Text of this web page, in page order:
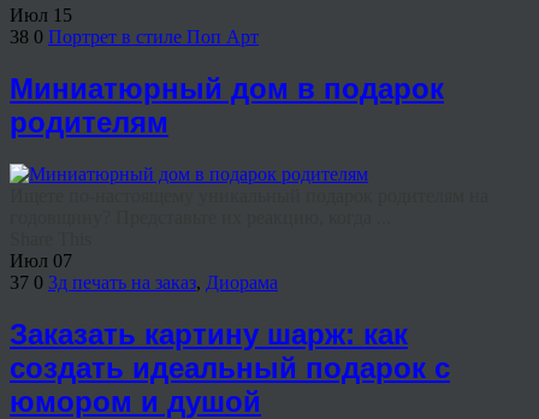
Июл 15
38 0 Портрет в стиле Поп Арт
Миниатюрный дом в подарок
родителям
Июл 07
37 0 3д печать на заказ, Диорама
Заказать картину шарж: как
создать идеальный подарок с
юмором и душой